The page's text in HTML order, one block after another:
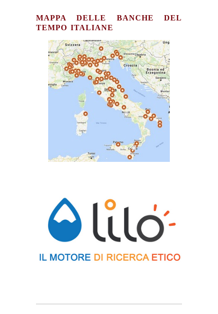
MAPPA DELLE BANCHE DEL
TEMPO ITALIANE